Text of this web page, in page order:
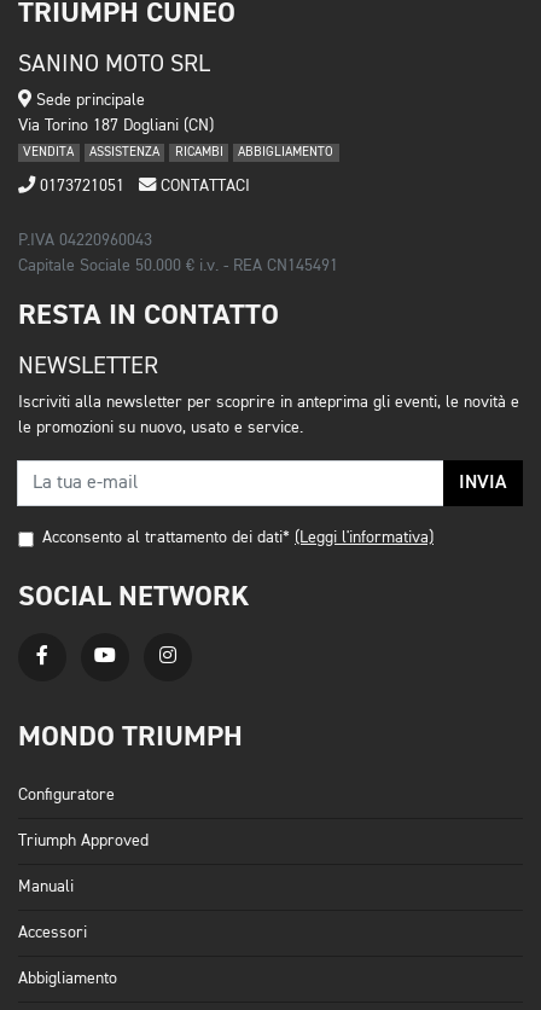
TRIUMPH CUNEO
SANINO MOTO SRL
Sede principale
Via Torino 187 Dogliani (CN)
VENDITA ASSISTENZA RICAMBI ABBIGLIAMENTO
0173721051 CONTATTACI
P.IVA 04220960043
Capitale Sociale 50.000 € i.v. - REA CN145491
RESTA IN CONTATTO
NEWSLETTER
Iscriviti alla newsletter per scoprire in anteprima gli eventi, le novità e
le promozioni su nuovo, usato e service.
INVIA
Acconsento al trattamento dei dati* (Leggi l'informativa)
SOCIAL NETWORK
MONDO TRIUMPH
Configuratore
Triumph Approved
Manuali
Accessori
Abbigliamento